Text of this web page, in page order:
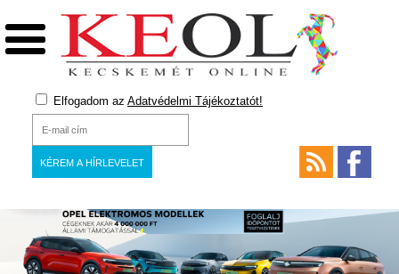
Elfogadom az Adatvédelmi Tájékoztatót!